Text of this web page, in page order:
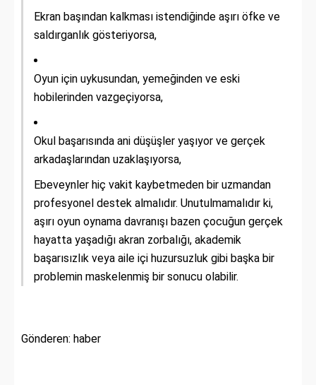
Ekran başından kalkması istendiğinde aşırı öfke ve
saldırganlık gösteriyorsa,
Oyun için uykusundan, yemeğinden ve eski
hobilerinden vazgeçiyorsa,
Okul başarısında ani düşüşler yaşıyor ve gerçek
arkadaşlarından uzaklaşıyorsa,
Ebeveynler hiç vakit kaybetmeden bir uzmandan
profesyonel destek almalıdır. Unutulmamalıdır ki,
aşırı oyun oynama davranışı bazen çocuğun gerçek
hayatta yaşadığı akran zorbalığı, akademik
başarısızlık veya aile içi huzursuzluk gibi başka bir
problemin maskelenmiş bir sonucu olabilir.
Gönderen: haber